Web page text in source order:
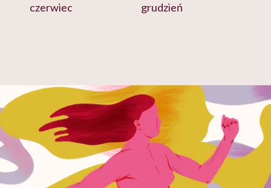
czerwiec
grudzień